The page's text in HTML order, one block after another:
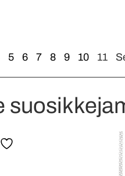
5 6 7 8 9 10 11